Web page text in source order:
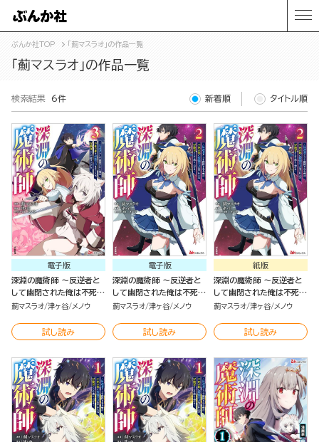
ぶんか社TOP 「薊マスラオ」の作品一覧
「薊マスラオ」の作品一覧
検索結果 6件 新着順 タイトル順
電子版
深淵の魔術師 ～反逆者と
して幽閉された俺は不死の
体と最強の力を手に入れ冒
コミック版 （3）
薊マスラオ 津ヶ谷 メノウ
試し読み
電子版
深淵の魔術師 ～反逆者と
して幽閉された俺は不死の
体と最強の力を手に入れ冒
（2）
薊マスラオ 津ヶ谷 メノウ
試し読み
紙版
深淵の魔術師 ～反逆者と
して幽閉された俺は不死の
体と最強の力を手に入れ冒
（2）
薊マスラオ 津ヶ谷 メノウ
試し読み